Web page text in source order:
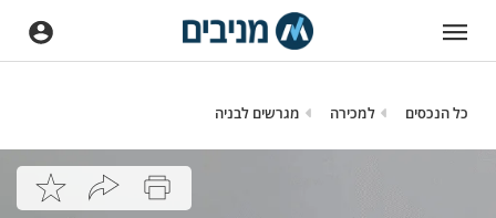
כל הנכסים למכירה מגרשים לבניה